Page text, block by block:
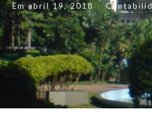
Em abril 19, 2018